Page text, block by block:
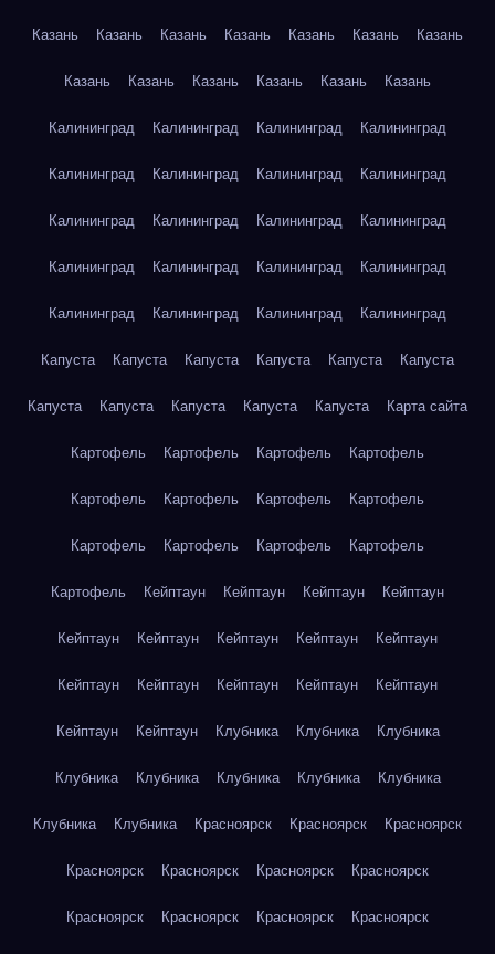
Казань Казань Казань Казань Казань Казань Казань
Казань Казань Казань Казань Казань Казань
Калининград Калининград Калининград Калининград
Калининград Калининград Калининград Калининград
Калининград Калининград Калининград Калининград
Калининград Калининград Калининград Калининград
Калининград Калининград Калининград Калининград
Капуста Капуста Капуста Капуста Капуста Капуста
Капуста Капуста Капуста Капуста Капуста Карта сайта
Картофель Картофель Картофель Картофель
Картофель Картофель Картофель Картофель
Картофель Картофель Картофель Картофель
Картофель Кейптаун Кейптаун Кейптаун Кейптаун
Кейптаун Кейптаун Кейптаун Кейптаун Кейптаун
Кейптаун Кейптаун Кейптаун Кейптаун Кейптаун
Кейптаун Кейптаун Клубника Клубника Клубника
Клубника Клубника Клубника Клубника Клубника
Клубника Клубника Красноярск Красноярск Красноярск
Красноярск Красноярск Красноярск Красноярск
Красноярск Красноярск Красноярск Красноярск